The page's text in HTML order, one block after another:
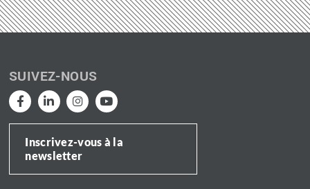
SUIVEZ-NOUS
Inscrivez-vous à la
newsletter